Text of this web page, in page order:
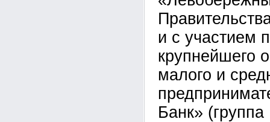
и с участием
крупнейшего
малого и
Банк»